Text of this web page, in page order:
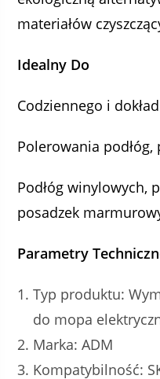
materiałów
Idealny Do
Codziennego i
Polerowania
Podłóg winylowych,
posadzek
Parametry
Typ produktu:
do mopa
Marka: ADM
Kompatybilność: